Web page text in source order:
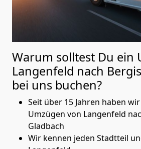
Warum solltest Du ein
Langenfeld nach
bei uns buchen?
Seit über 15 Jahren haben wir
Umzügen von Langenfeld
Gladbach
Wir kennen jeden Stadtteil